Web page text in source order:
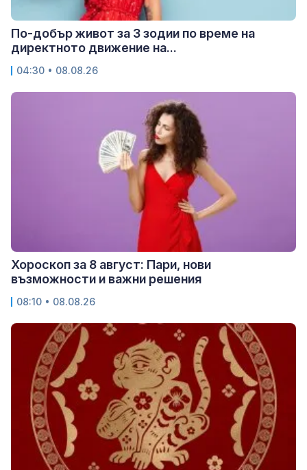
По-добър живот за 3 зодии по време на
директното движение на...
04:30 • 08.08.26
Хороскоп за 8 август: Пари, нови
възможности и важни решения
08:10 • 08.08.26